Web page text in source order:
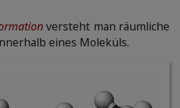
versteht man räumliche
eines Moleküls.